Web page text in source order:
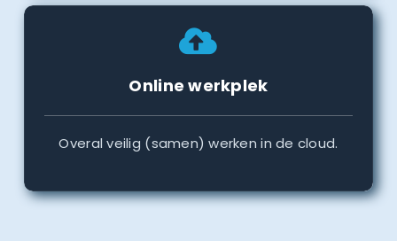
Online werkplek
Overal veilig (samen) werken in de cloud.